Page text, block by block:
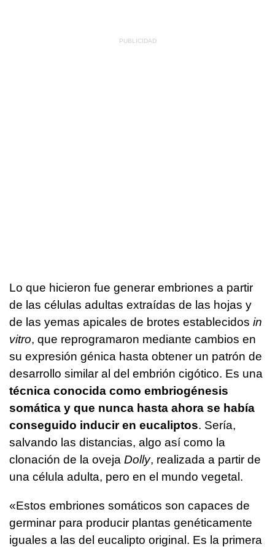
Lo que hicieron fue generar embriones a partir
de las células adultas extraídas de las hojas y
de las yemas apicales de brotes establecidos in
vitro, que reprogramaron mediante cambios en
su expresión génica hasta obtener un patrón de
desarrollo similar al del embrión cigótico. Es una
técnica conocida como embriogénesis
somática y que nunca hasta ahora se había
conseguido inducir en eucaliptos. Sería,
salvando las distancias, algo así como la
clonación de la oveja Dolly, realizada a partir de
una célula adulta, pero en el mundo vegetal.
«Estos embriones somáticos son capaces de
germinar para producir plantas genéticamente
iguales a las del eucalipto original. Es la primera